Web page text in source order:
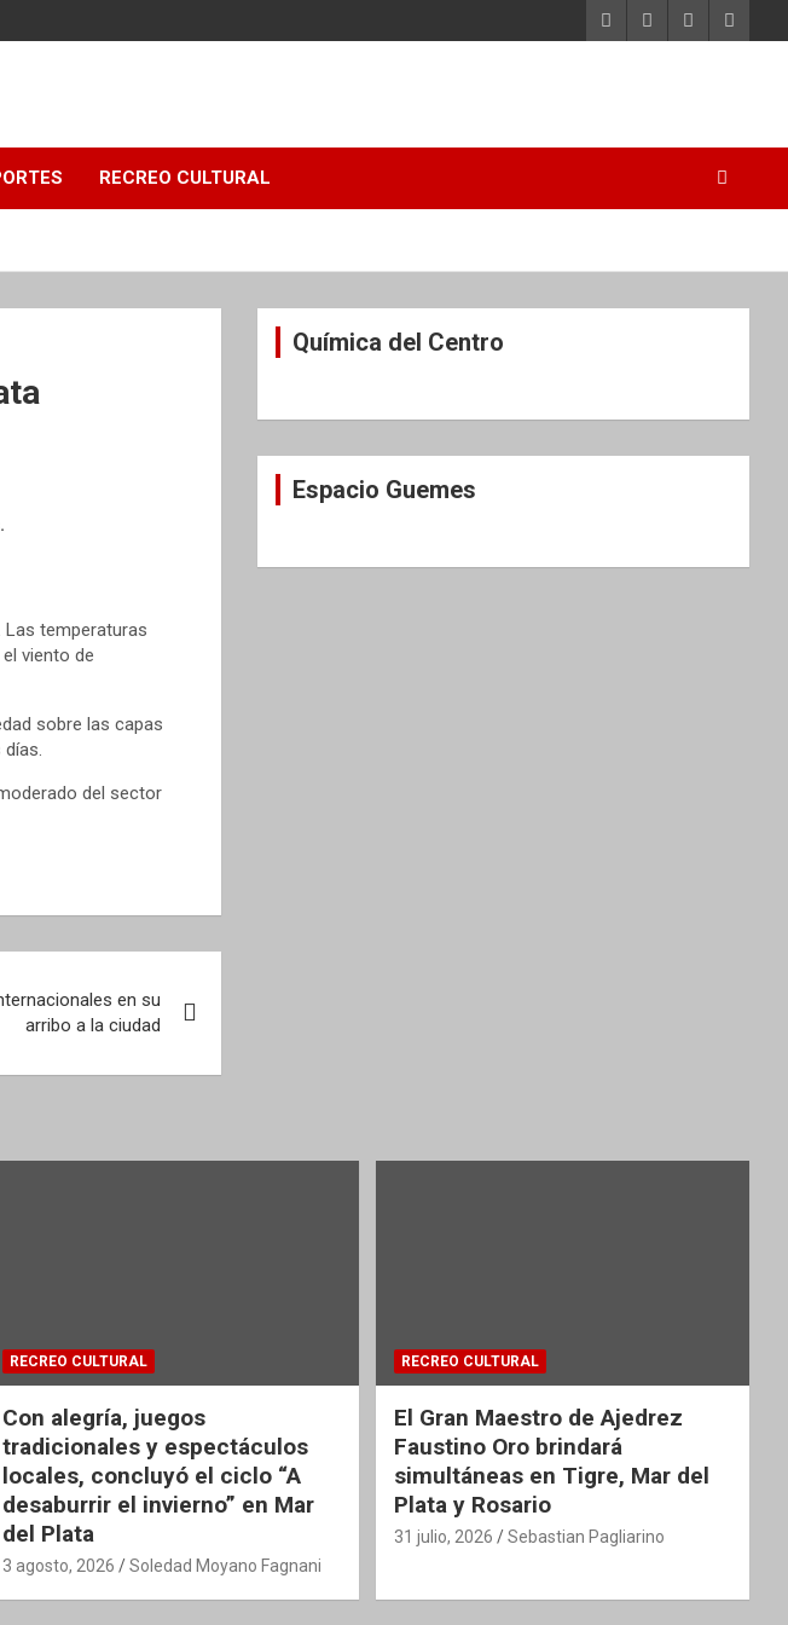
RECREO CULTURAL
temperaturas
viento de
sobre las capas
del sector
en su
arribo a la ciudad
Química del Centro
Espacio Guemes
RECREO CULTURAL
Con alegría, juegos
tradicionales y espectáculos
locales, concluyó el ciclo “A
desaburrir el invierno” en Mar
del Plata
3 agosto, 2026 Soledad Moyano Fagnani
RECREO CULTURAL
El Gran Maestro de Ajedrez
Faustino Oro brindará
simultáneas en Tigre, Mar del
Plata y Rosario
31 julio, 2026 Sebastian Pagliarino